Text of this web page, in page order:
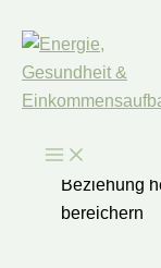
Inhalt
springen
Weibliches
Beziehung
bereichern